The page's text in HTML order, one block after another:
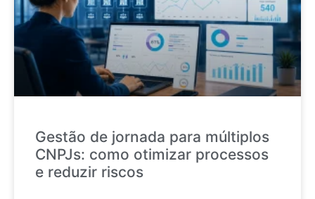
Gestão de jornada para múltiplos
CNPJs: como otimizar processos
e reduzir riscos